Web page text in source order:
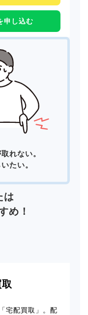
申し込む
れない。
たい。
は
め！
宅配買取」。配